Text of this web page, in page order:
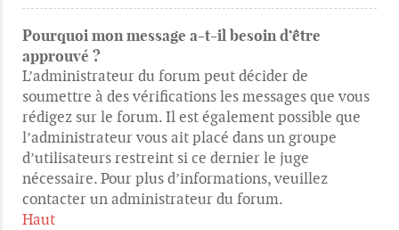
Pourquoi mon message a-t-il besoin d’être
approuvé ?
L’administrateur du forum peut décider de
soumettre à des vérifications les messages que vous
rédigez sur le forum. Il est également possible que
l’administrateur vous ait placé dans un groupe
d’utilisateurs restreint si ce dernier le juge
nécessaire. Pour plus d’informations, veuillez
contacter un administrateur du forum.
Haut